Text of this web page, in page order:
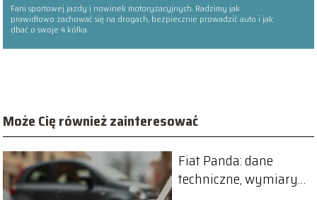
Fani sportowej jazdy i nowinek motoryzacyjnych. Radzimy jak
prawidłowo zachować się na drogach, bezpiecznie prowadzić auto i jak
dbać o swoje 4 kółka.
Może Cię również zainteresować
Fiat Panda: dane
techniczne, wymiary i